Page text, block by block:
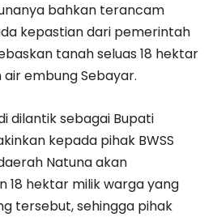
bahkan terancam
kepastian dari pemerintah
tanah seluas 18 hektar
embung Sebayar.
dilantik sebagai Bupati
kepada pihak BWSS
Natuna akan
18 hektar milik warga yang
tersebut, sehingga pihak